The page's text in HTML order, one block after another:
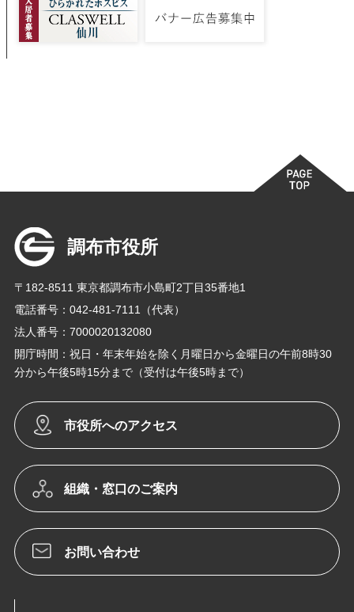
調布市役所
〒182-8511 東京都調布市小島町2丁目35番地1
電話番号：042-481-7111（代表）
法人番号：7000020132080
開庁時間：祝日・年末年始を除く月曜日から金曜日の午前8時30
分から午後5時15分まで（受付は午後5時まで）
市役所へのアクセス
組織・窓口のご案内
お問い合わせ